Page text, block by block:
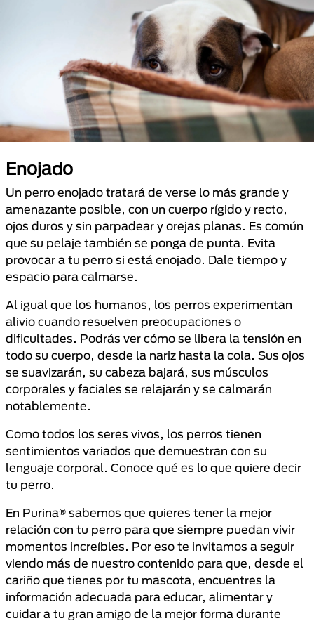
Enojado
Un perro enojado tratará de verse lo más grande y
amenazante posible, con un cuerpo rígido y recto,
ojos duros y sin parpadear y orejas planas. Es común
que su pelaje también se ponga de punta. Evita
provocar a tu perro si está enojado. Dale tiempo y
espacio para calmarse.
Al igual que los humanos, los perros experimentan
alivio cuando resuelven preocupaciones o
dificultades. Podrás ver cómo se libera la tensión en
todo su cuerpo, desde la nariz hasta la cola. Sus ojos
se suavizarán, su cabeza bajará, sus músculos
corporales y faciales se relajarán y se calmarán
notablemente.
Como todos los seres vivos, los perros tienen
sentimientos variados que demuestran con su
lenguaje corporal. Conoce qué es lo que quiere decir
tu perro.
En Purina® sabemos que quieres tener la mejor
relación con tu perro para que siempre puedan vivir
momentos increíbles. Por eso te invitamos a seguir
viendo más de nuestro contenido para que, desde el
cariño que tienes por tu mascota, encuentres la
información adecuada para educar, alimentar y
cuidar a tu gran amigo de la mejor forma durante